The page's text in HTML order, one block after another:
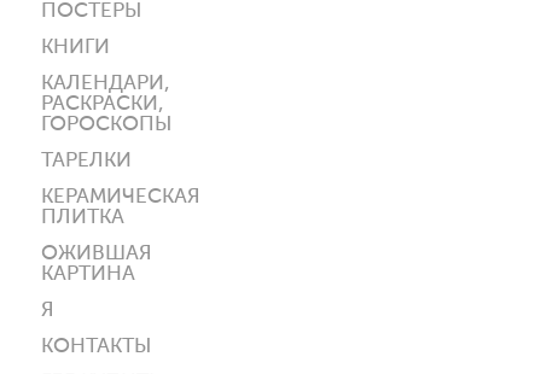
ПОСТЕРЫ
КНИГИ
КАЛЕНДАРИ,
РАСКРАСКИ,
ГОРОСКОПЫ
ТАРЕЛКИ
КЕРАМИЧЕСКАЯ
ПЛИТКА
ОЖИВШАЯ
КАРТИНА
Я
КОНТАКТЫ